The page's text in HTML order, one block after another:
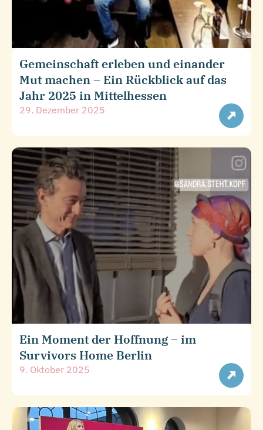
Gemeinschaft erleben und einander
Mut machen – Ein Rückblick auf das
Jahr 2025 in Mittelhessen
29. Dezember 2025
Ein Moment der Hoffnung – im
Survivors Home Berlin
9. Oktober 2025